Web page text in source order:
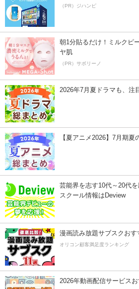
（PR）ジハンピ
朝1分貼るだけ！ミルクピ
ヤ肌
（PR）サボリーノ
2026年7月夏ドラマも、注
【夏アニメ2026】7月期夏
芸能界を志す10代～20代
スクール情報はDeview
漫画読み放題サブスクおす
オリコン顧客満足度ランキング
2026年動画配信サービスお